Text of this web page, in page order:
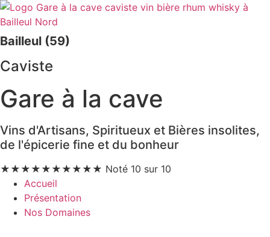
Bailleul (59)
Caviste
Gare à la cave
Vins d'Artisans, Spiritueux et Bières insolites,
de l'épicerie fine et du bonheur
★ ★ ★ ★ ★ ★ ★ ★ ★ ★ Noté 10 sur 10
Accueil
Présentation
Nos Domaines